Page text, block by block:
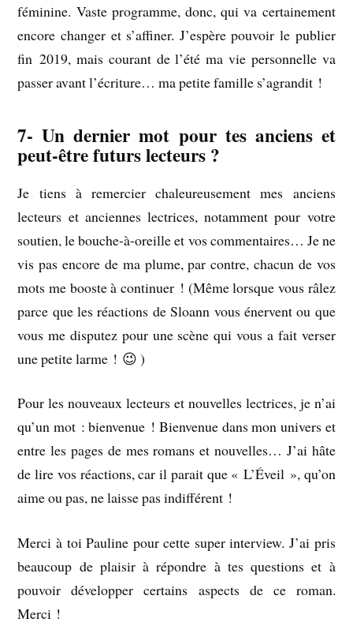
féminine. Vaste programme, donc, qui va certainement
encore changer et s’affiner. J’espère pouvoir le publier
fin 2019, mais courant de l’été ma vie personnelle va
passer avant l’écriture… ma petite famille s’agrandit !
7- Un dernier mot pour tes anciens et
peut-être futurs lecteurs ?
Je tiens à remercier chaleureusement mes anciens
lecteurs et anciennes lectrices, notamment pour votre
soutien, le bouche-à-oreille et vos commentaires… Je ne
vis pas encore de ma plume, par contre, chacun de vos
mots me booste à continuer ! (Même lorsque vous râlez
parce que les réactions de Sloann vous énervent ou que
vous me disputez pour une scène qui vous a fait verser
une petite larme ! 😉 )
Pour les nouveaux lecteurs et nouvelles lectrices, je n’ai
qu’un mot : bienvenue ! Bienvenue dans mon univers et
entre les pages de mes romans et nouvelles… J’ai hâte
de lire vos réactions, car il parait que « L’Éveil », qu’on
aime ou pas, ne laisse pas indifférent !
Merci à toi Pauline pour cette super interview. J’ai pris
beaucoup de plaisir à répondre à tes questions et à
pouvoir développer certains aspects de ce roman.
Merci !